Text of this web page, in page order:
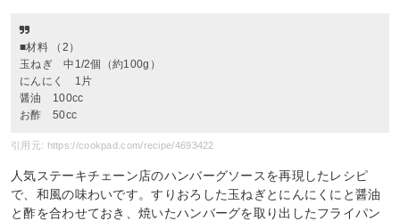
■材料 （2）
玉ねぎ 中1/2個（約100g）
にんにく 1片
醤油 100cc
お酢 50cc
引用元: https://cookpad.com/recipe/4693422
人気ステーキチェーン店のハンバーグソースを再現したレシピ
で、和風の味わいです。すりおろした玉ねぎとにんにくにと醤油
と酢を合わせておき、焼いたハンバーグを取り出したフライパン